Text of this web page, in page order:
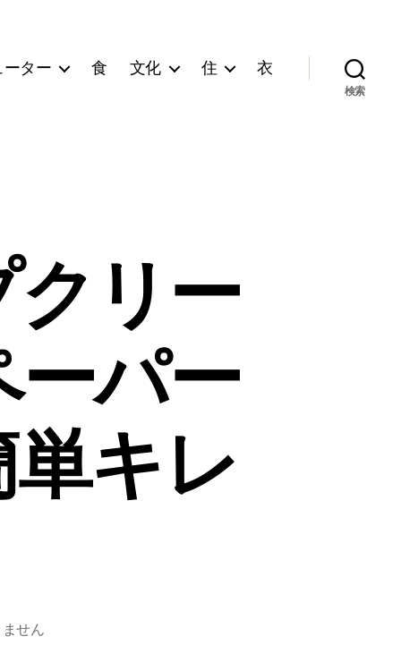
ーター 食 文化 住 衣
検索
リー
パー
キレ
せん